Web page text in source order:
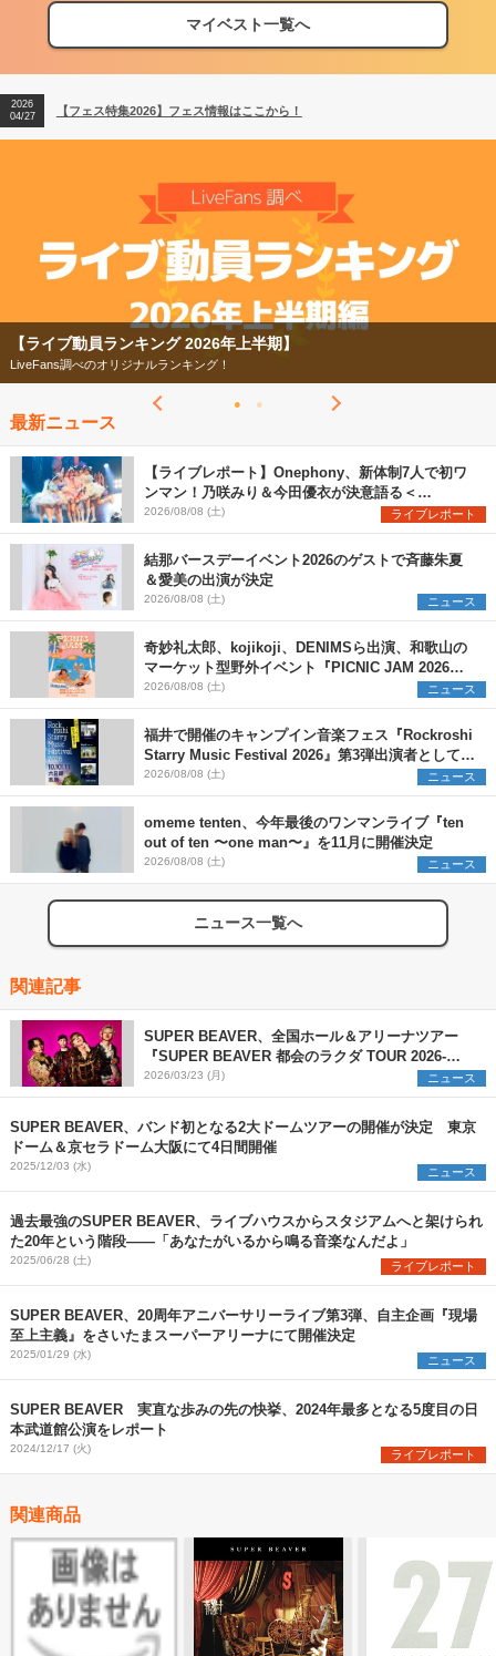
マイベスト一覧へ
【フェス特集2026】フェス情報はここから！
【ライブ動員ランキング】2026年上半期編発表！
2026
04/27
【フェス特集2026】フェス情報はここから！
2026
【フェス特集2026】
今年もフェスの季節がやってきた！
最新ニュース
【ライブレポート】Onephony、新体制7人で初ワ
ンマン！乃咲みり＆今田優衣が決意語る＜
Onephony新体制1st Oneman Live はじまりの夏
＞
2026/08/08 (土) ライブレポート
結那バースデーイベント2026のゲストで斉藤朱夏
＆愛美の出演が決定
2026/08/08 (土) ニュース
奇妙礼太郎、kojikoji、DENIMSら出演、和歌山の
マーケット型野外イベント『PICNIC JAM 2026』
早割チケット発売開始
2026/08/08 (土) ニュース
福井で開催のキャンプイン音楽フェス『Rockroshi
Starry Music Festival 2026』第3弾出演者として
SCOOBIE DO、かりゆし58、Reiを発表
2026/08/08 (土) ニュース
omeme tenten、今年最後のワンマンライブ『ten
out of ten 〜one man〜』を11月に開催決定
2026/08/08 (土) ニュース
ニュース一覧へ
関連記事
SUPER BEAVER、全国ホール＆アリーナツアー
『SUPER BEAVER 都会のラクダ TOUR 2026-
2027 ～ラクダの人生、ゴーゴーゴー～』開催が決
定
2026/03/23 (月) ニュース
SUPER BEAVER、バンド初となる2大ドームツアーの開催が決定 東京
ドーム＆京セラドーム大阪にて4日間開催
2025/12/03 (水) ニュース
過去最強のSUPER BEAVER、ライブハウスからスタジアムへと架けられ
た20年という階段――「あなたがいるから鳴る音楽なんだよ」
2025/06/28 (土) ライブレポート
SUPER BEAVER、20周年アニバーサリーライブ第3弾、自主企画『現場
至上主義』をさいたまスーパーアリーナにて開催決定
2025/01/29 (水) ニュース
SUPER BEAVER 実直な歩みの先の快挙、2024年最多となる5度目の日
本武道館公演をレポート
2024/12/17 (火) ライブレポート
関連商品